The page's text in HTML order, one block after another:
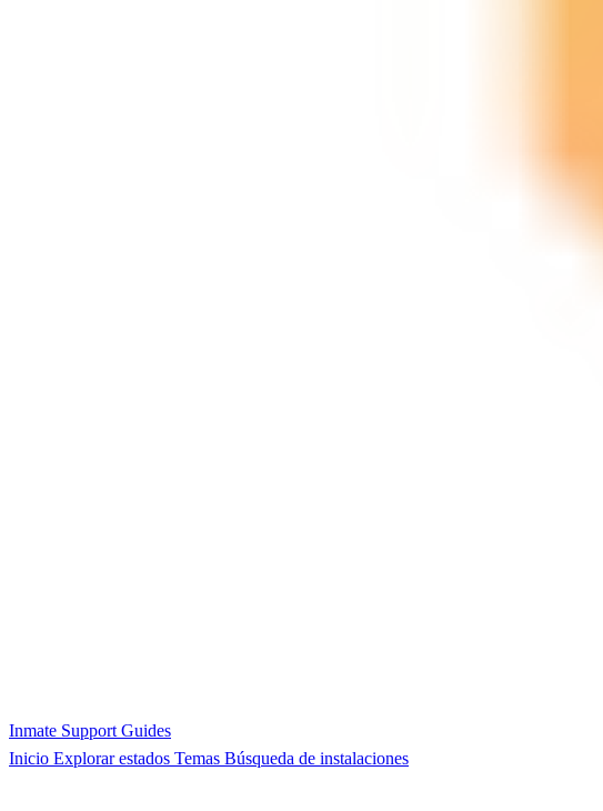
Inmate Support Guides
Inicio Explorar estados Temas Búsqueda de instalaciones